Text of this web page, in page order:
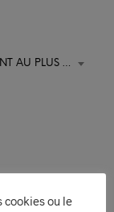
TRI DU PLUS RÉCENT AU PLUS ANCIEN
cookies ou le